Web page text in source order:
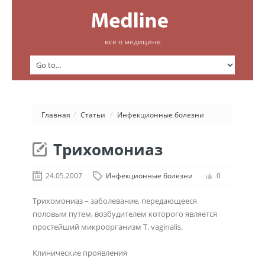
все о медицине
Главная / Статьи / Инфекционные болезни
Tрихомониаз
24.05.2007 Инфекционные болезни 0
Трихомониаз – заболевание, передающееся
половым путем, возбудителем которого является
простейший микроорганизм T. vaginalis.
Клинические проявления